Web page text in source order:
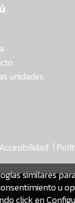
unidades
Accesibilidad |
similares
u
click en